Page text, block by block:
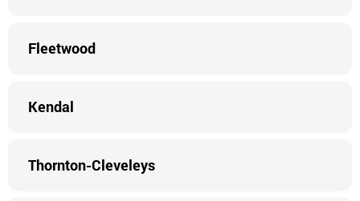
Fleetwood
Kendal
Thornton-Cleveleys